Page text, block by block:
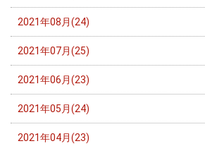
2021年08月(24)
2021年07月(25)
2021年06月(23)
2021年05月(24)
2021年04月(23)